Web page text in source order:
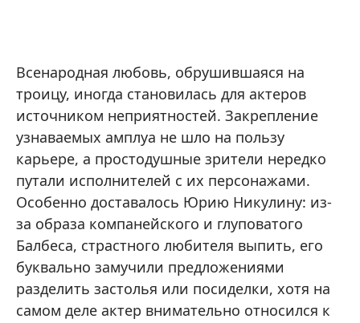
Всенародная любовь, обрушившаяся на
троицу, иногда становилась для актеров
источником неприятностей. Закрепление
узнаваемых амплуа не шло на пользу
карьере, а простодушные зрители нередко
путали исполнителей с их персонажами.
Особенно доставалось Юрию Никулину: из-
за образа компанейского и глуповатого
Балбеса, страстного любителя выпить, его
буквально замучили предложениями
разделить застолья или посиделки, хотя на
самом деле актер внимательно относился к